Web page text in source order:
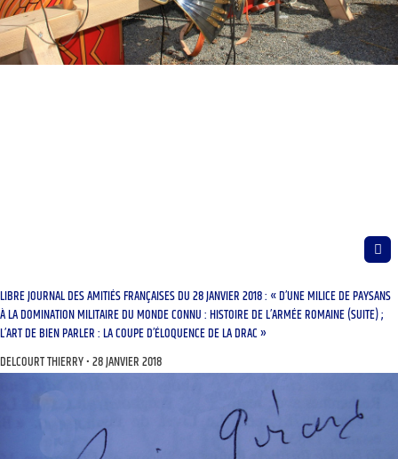
LIBRE JOURNAL DES AMITIÉS FRANÇAISES DU 28 JANVIER 2018 : « D’UNE MILICE DE PAYSANS
À LA DOMINATION MILITAIRE DU MONDE CONNU : HISTOIRE DE L’ARMÉE ROMAINE (SUITE) ;
L’ART DE BIEN PARLER : LA COUPE D’ÉLOQUENCE DE LA DRAC »
DELCOURT THIERRY 28 JANVIER 2018